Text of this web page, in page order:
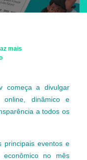
mais
começa a divulgar
online, dinâmico e
a todos os
principais eventos e
econômico no mês